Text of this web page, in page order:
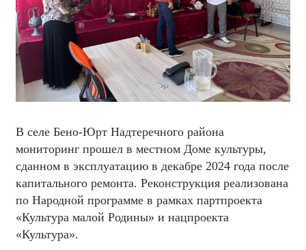
В селе Бено-Юрт Надтеречного района
мониторинг прошел в местном Доме культуры,
сданном в эксплуатацию в декабре 2024 года после
капитального ремонта. Реконструкция реализована
по Народной программе в рамках партпроекта
«Культура малой Родины» и нацпроекта
«Культура».